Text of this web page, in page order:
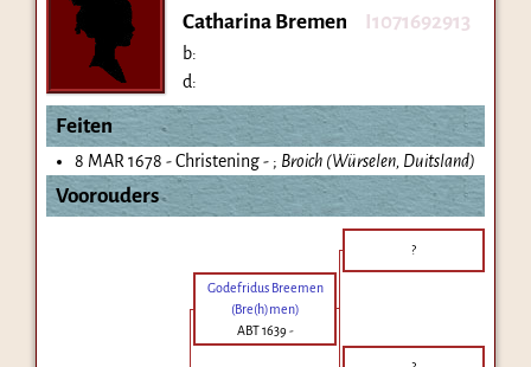
Catharina Bremen I1071692913
b:
d:
Feiten
8 MAR 1678 - Christening - ; Broich (Würselen, Duitsland)
Voorouders
?
Godefridus Breemen
(Bre(h)men)
ABT 1639 -